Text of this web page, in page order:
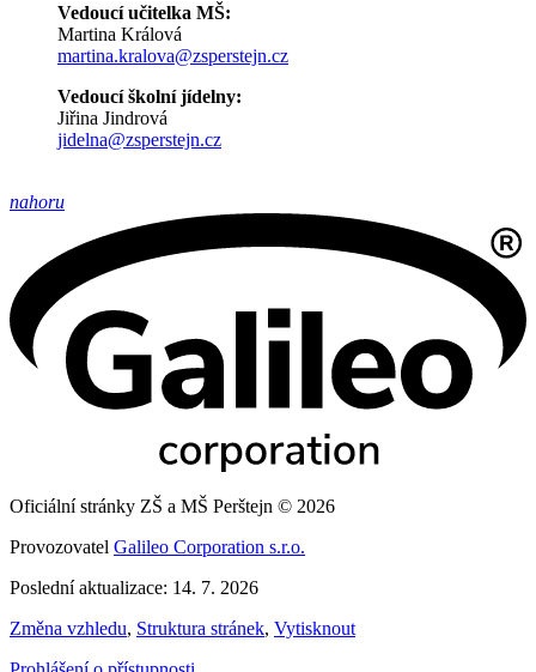
Vedoucí učitelka MŠ:
Martina Králová
martina.kralova@zsperstejn.cz
Vedoucí školní jídelny:
Jiřina Jindrová
jidelna@zsperstejn.cz
nahoru
Oficiální stránky ZŠ a MŠ Perštejn © 2026
Provozovatel Galileo Corporation s.r.o.
Poslední aktualizace: 14. 7. 2026
Změna vzhledu, Struktura stránek, Vytisknout